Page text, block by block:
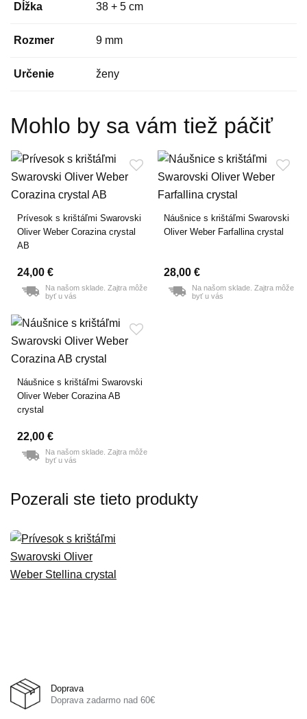
Dĺžka 38 + 5 cm
Rozmer 9 mm
Určenie ženy
Mohlo by sa vám tiež páčiť
Prívesok s krištáľmi Swarovski
Oliver Weber Corazina crystal
AB
24,00 €
Na našom sklade. Zajtra môže
byť u vás
Náušnice s krištáľmi Swarovski
Oliver Weber Farfallina crystal
28,00 €
Na našom sklade. Zajtra môže
byť u vás
Náušnice s krištáľmi Swarovski
Oliver Weber Corazina AB
crystal
22,00 €
Na našom sklade. Zajtra môže
byť u vás
Pozerali ste tieto produkty
Doprava
Doprava zadarmo nad 60€